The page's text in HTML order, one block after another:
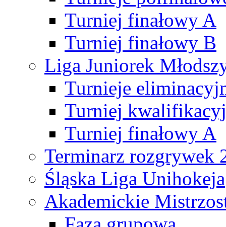
Turniej finałowy A
Turniej finałowy B
Liga Juniorek
Turnieje
Turniej
Turniej finałowy A
Terminarz rozgrywek
Śląska Liga Unihokeja
Akademickie